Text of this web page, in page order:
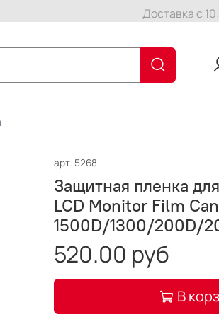
Доставка с
арт. 5268
Защитная пленка
LCD Monitor Film
1500D/1300/200D/
520.00 руб
В